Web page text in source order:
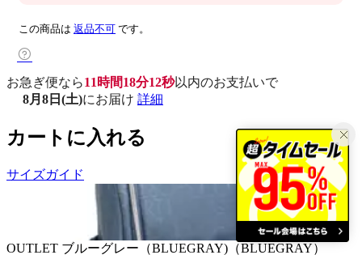
この商品は 返品不可 です。
お急ぎ便なら11時間18分11秒以内のお支払いで
8月8日(土)にお届け 詳細
カートに入れる
サイズガイド
OUTLET ブルーグレー（BLUEGRAY)（BLUEGRAY）